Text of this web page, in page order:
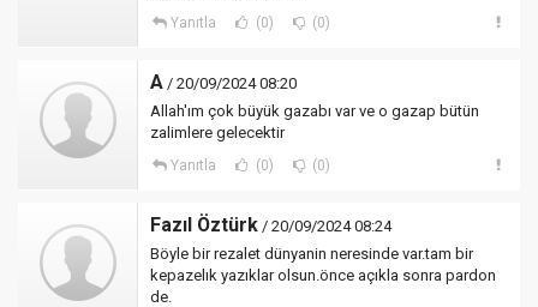
Yanıtla (0) (0)
A / 20/09/2024 08:20
Allah'ım çok büyük gazabı var ve o gazap bütün
zalimlere gelecektir
Yanıtla (0) (0)
Fazıl Öztürk / 20/09/2024 08:24
Böyle bir rezalet dünyanin neresinde var.tam bir
kepazelık yazıklar olsun.önce açıkla sonra pardon
de.